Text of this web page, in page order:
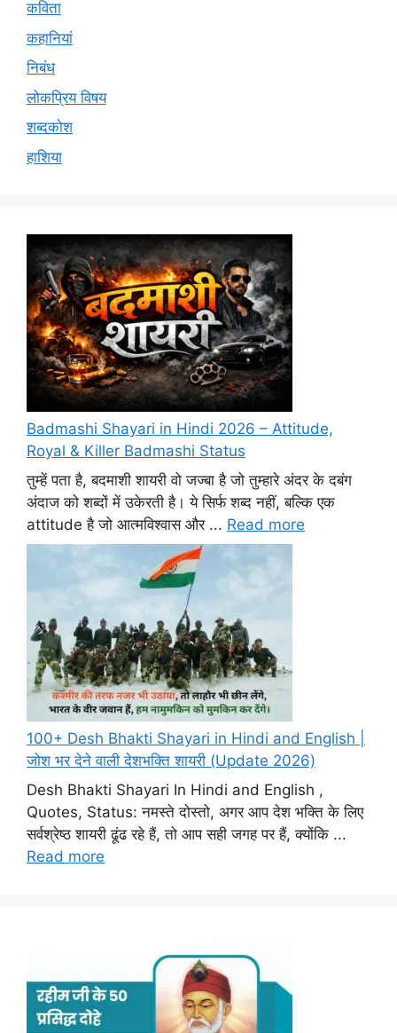
कविता
कहानियां
निबंध
लोकप्रिय विषय
शब्दकोश
हाशिया
Badmashi Shayari in Hindi 2026 – Attitude,
Royal & Killer Badmashi Status
तुम्हें पता है, बदमाशी शायरी वो जज्बा है जो तुम्हारे अंदर के दबंग
अंदाज को शब्दों में उकेरती है। ये सिर्फ शब्द नहीं, बल्कि एक
attitude है जो आत्मविश्वास और ... Read more
100+ Desh Bhakti Shayari in Hindi and English |
जोश भर देने वाली देशभक्ति शायरी (Update 2026)
Desh Bhakti Shayari In Hindi and English ,
Quotes, Status: नमस्ते दोस्तो, अगर आप देश भक्ति के लिए
सर्वश्रेष्ठ शायरी ढूंढ रहे हैं, तो आप सही जगह पर हैं, क्योंकि ...
Read more